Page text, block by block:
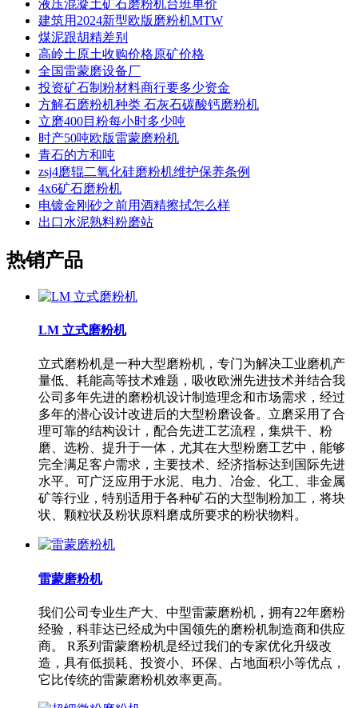
液压混凝土矿石磨粉机台班单价
建筑用2024新型欧版磨粉机MTW
煤泥跟胡精差别
高岭土原土收购价格原矿价格
全国雷蒙磨设备厂
投资矿石制粉材料商行要多少资金
方解石磨粉机种类 石灰石碳酸钙磨粉机
立磨400目粉每小时多少吨
时产50吨欧版雷蒙磨粉机
青石的方和吨
zsj4磨辊二氧化硅磨粉机维护保养条例
4x6矿石磨粉机
电镀金刚砂之前用酒精擦拭怎么样
出口水泥熟料粉磨站
热销产品
LM 立式磨粉机
立式磨粉机是一种大型磨粉机，专门为解决工业磨机产
量低、耗能高等技术难题，吸收欧洲先进技术并结合我
公司多年先进的磨粉机设计制造理念和市场需求，经过
多年的潜心设计改进后的大型粉磨设备。立磨采用了合
理可靠的结构设计，配合先进工艺流程，集烘干、粉
磨、选粉、提升于一体，尤其在大型粉磨工艺中，能够
完全满足客户需求，主要技术、经济指标达到国际先进
水平。可广泛应用于水泥、电力、冶金、化工、非金属
矿等行业，特别适用于各种矿石的大型制粉加工，将块
状、颗粒状及粉状原料磨成所要求的粉状物料。
雷蒙磨粉机
我们公司专业生产大、中型雷蒙磨粉机，拥有22年磨粉
经验，科菲达已经成为中国领先的磨粉机制造商和供应
商。 R系列雷蒙磨粉机是经过我们的专家优化升级改
造，具有低损耗、投资小、环保、占地面积小等优点，
它比传统的雷蒙磨粉机效率更高。